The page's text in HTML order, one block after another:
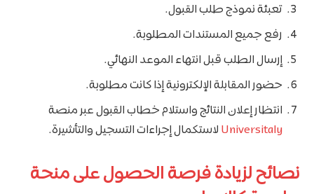
تعبئة نموذج طلب القبول.
رفع جميع المستندات المطلوبة.
إرسال الطلب قبل انتهاء الموعد النهائي.
حضور المقابلة الإلكترونية إذا كانت مطلوبة.
انتظار إعلان النتائج واستلام خطاب القبول عبر منصة
Universitaly لاستكمال إجراءات التسجيل والتأشيرة.
نصائح لزيادة فرصة الحصول على منحة